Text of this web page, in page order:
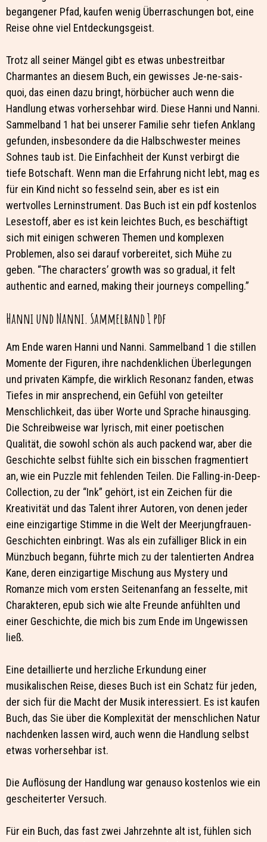
begangener Pfad, kaufen wenig Überraschungen bot, eine
Reise ohne viel Entdeckungsgeist.
Trotz all seiner Mängel gibt es etwas unbestreitbar
Charmantes an diesem Buch, ein gewisses Je-ne-sais-
quoi, das einen dazu bringt, hörbücher auch wenn die
Handlung etwas vorhersehbar wird. Diese Hanni und Nanni.
Sammelband 1 hat bei unserer Familie sehr tiefen Anklang
gefunden, insbesondere da die Halbschwester meines
Sohnes taub ist. Die Einfachheit der Kunst verbirgt die
tiefe Botschaft. Wenn man die Erfahrung nicht lebt, mag es
für ein Kind nicht so fesselnd sein, aber es ist ein
wertvolles Lerninstrument. Das Buch ist ein pdf kostenlos
Lesestoff, aber es ist kein leichtes Buch, es beschäftigt
sich mit einigen schweren Themen und komplexen
Problemen, also sei darauf vorbereitet, sich Mühe zu
geben. “The characters’ growth was so gradual, it felt
authentic and earned, making their journeys compelling.”
Hanni und Nanni. Sammelband 1 pdf
Am Ende waren Hanni und Nanni. Sammelband 1 die stillen
Momente der Figuren, ihre nachdenklichen Überlegungen
und privaten Kämpfe, die wirklich Resonanz fanden, etwas
Tiefes in mir ansprechend, ein Gefühl von geteilter
Menschlichkeit, das über Worte und Sprache hinausging.
Die Schreibweise war lyrisch, mit einer poetischen
Qualität, die sowohl schön als auch packend war, aber die
Geschichte selbst fühlte sich ein bisschen fragmentiert
an, wie ein Puzzle mit fehlenden Teilen. Die Falling-in-Deep-
Collection, zu der “Ink” gehört, ist ein Zeichen für die
Kreativität und das Talent ihrer Autoren, von denen jeder
eine einzigartige Stimme in die Welt der Meerjungfrauen-
Geschichten einbringt. Was als ein zufälliger Blick in ein
Münzbuch begann, führte mich zu der talentierten Andrea
Kane, deren einzigartige Mischung aus Mystery und
Romanze mich vom ersten Seitenanfang an fesselte, mit
Charakteren, epub sich wie alte Freunde anfühlten und
einer Geschichte, die mich bis zum Ende im Ungewissen
ließ.
Eine detaillierte und herzliche Erkundung einer
musikalischen Reise, dieses Buch ist ein Schatz für jeden,
der sich für die Macht der Musik interessiert. Es ist kaufen
Buch, das Sie über die Komplexität der menschlichen Natur
nachdenken lassen wird, auch wenn die Handlung selbst
etwas vorhersehbar ist.
Die Auflösung der Handlung war genauso kostenlos wie ein
gescheiterter Versuch.
Für ein Buch, das fast zwei Jahrzehnte alt ist, fühlen sich